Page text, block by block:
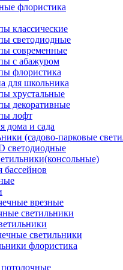
флористика
классические
светодиодные
современные
с абажуром
флористика
для школьника
хрустальные
декоративные
лофт
дома и сада
(садово-парковые
светодиодные
бассейнов
врезные
светильники
светильники
флористика